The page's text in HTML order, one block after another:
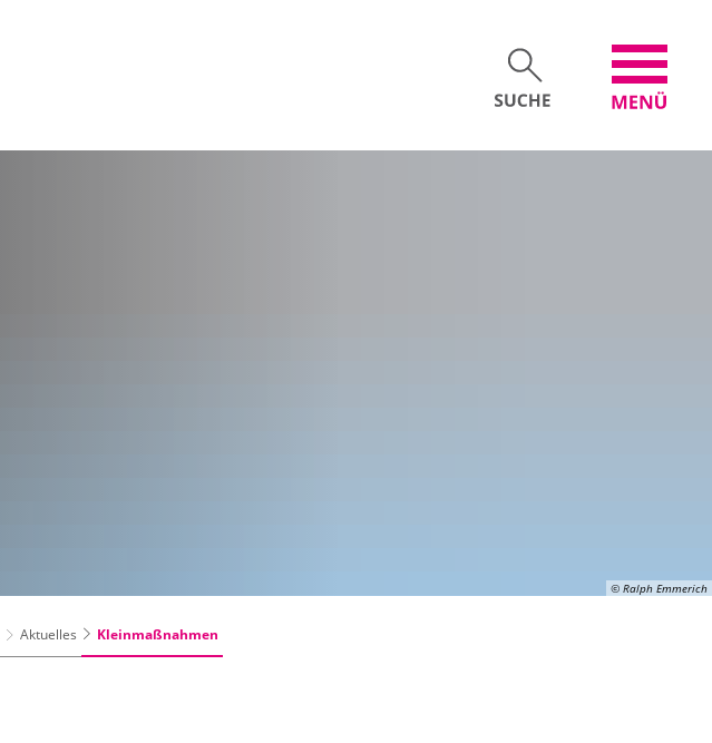
© Ralph Emmerich
Aktuelles Kleinmaßnahmen